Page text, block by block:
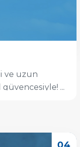
ve uzun
...